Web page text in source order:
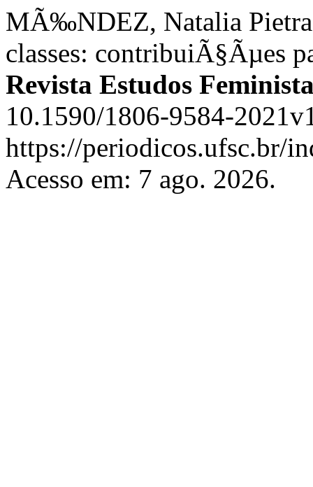
MÃ‰NDEZ, Natalia
classes: contribuiÃ§Ãµes
Revista Estudos
10.1590/1806-9584-
https://periodicos.ufsc.br/
Acesso em: 7 ago. 2026.